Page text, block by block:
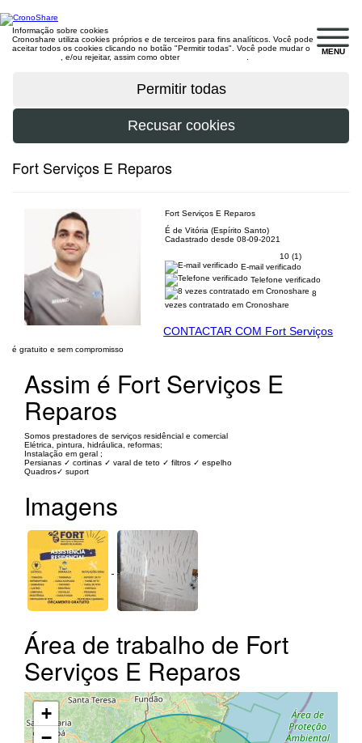
MENU
Informação sobre cookies
Cronoshare utiliza cookies próprios e de terceiros para fins analíticos. Você pode
aceitar todos os cookies clicando no botão "Permitir todas". Você pode mudar o
, e/ou rejeitar, assim como obter
Fort Serviços E Reparos
Fort Serviços E Reparos
É de Vitória (Espírito Santo)
Cadastrado desde 08-09-2021
10 (1)
E-mail verificado
Telefone verificado
8
vezes contratado em Cronoshare
CONTACTAR COM Fort Serviços
é gratuito e sem compromisso
Assim é Fort Serviços E
Reparos
Somos prestadores de serviços residêncial e comercial
Elétrica, pintura, hidráulica, reformas;
Instalação em geral ;
Persianas ✓ cortinas ✓ varal de teto ✓ filtros ✓ espelho
Quadros✓ suport
Imagens
Área de trabalho de Fort
Serviços E Reparos
+
−